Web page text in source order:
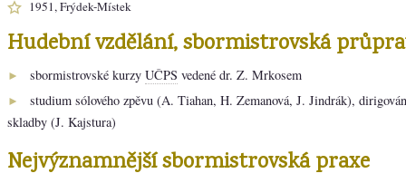
1951, Frýdek-Místek
Hudební vzdělání, sbormistrovská
► sbormistrovské kurzy UČPS vedené dr. Z. Mrkosem
►
studium sólového zpěvu (A. Tiahan, H. Zemanová, J. Jindrák),
skladby (J. Kajstura)
Nejvýznamnější sbormistrovská praxe